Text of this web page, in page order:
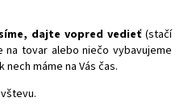
dajte vopred vedieť (stačí
na tovar alebo niečo vybavujeme
máme na Vás čas.